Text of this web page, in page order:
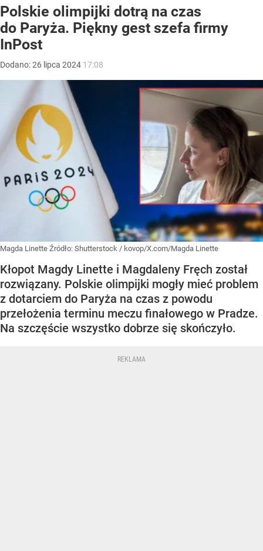
Polskie olimpijki dotrą na czas
do Paryża. Piękny gest szefa firmy
InPost
Dodano:26 lipca 2024 17:08
Magda Linette Źródło: Shutterstock / kovop/X.com/Magda Linette
Kłopot Magdy Linette i Magdaleny Fręch został
rozwiązany. Polskie olimpijki mogły mieć problem
z dotarciem do Paryża na czas z powodu
przełożenia terminu meczu finałowego w Pradze.
Na szczęście wszystko dobrze się skończyło.